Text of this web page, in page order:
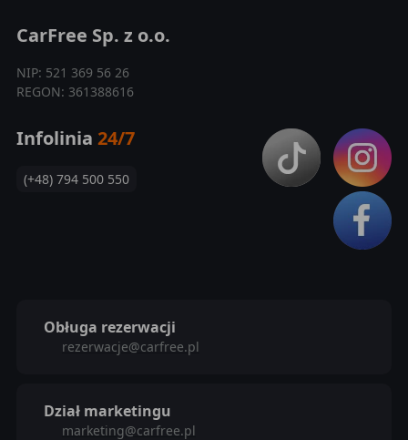
CarFree Sp. z o.o.
NIP: 521 369 56 26
REGON: 361388616
Infolinia 24/7
(+48) 794 500 550
Obługa rezerwacji
rezerwacje@carfree.pl
Dział marketingu
marketing@carfree.pl